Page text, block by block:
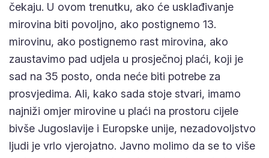
čekaju. U ovom trenutku, ako će usklađivanje
mirovina biti povoljno, ako postignemo 13.
mirovinu, ako postignemo rast mirovina, ako
zaustavimo pad udjela u prosječnoj plaći, koji je
sad na 35 posto, onda neće biti potrebe za
prosvjedima. Ali, kako sada stoje stvari, imamo
najniži omjer mirovine u plaći na prostoru cijele
bivše Jugoslavije i Europske unije, nezadovoljstvo
ljudi je vrlo vjerojatno. Javno molimo da se to više